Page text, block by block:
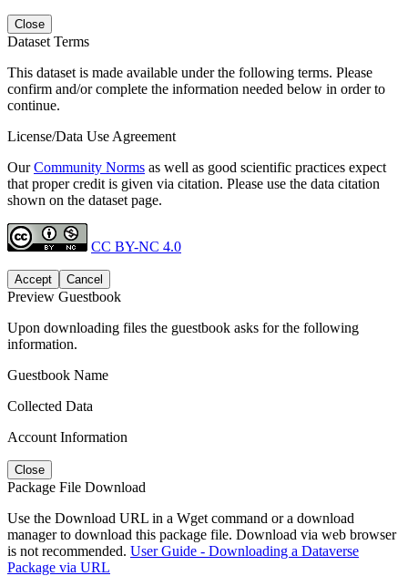
Close
Dataset Terms
This dataset is made available under the following terms. Please
confirm and/or complete the information needed below in order to
continue.
License/Data Use Agreement
OurCommunity Norms as well as good scientific practices expect
that proper credit is given via citation. Please use the data citation
shown on the dataset page.
CC BY-NC 4.0
Accept Cancel
Preview Guestbook
Upon downloading files the guestbook asks for the following
information.
Guestbook Name
Collected Data
Account Information
Close
Package File Download
Use the Download URL in a Wget command or a download
manager to download this package file. Download via web browser
is not recommended. User Guide - Downloading a Dataverse
Package via URL